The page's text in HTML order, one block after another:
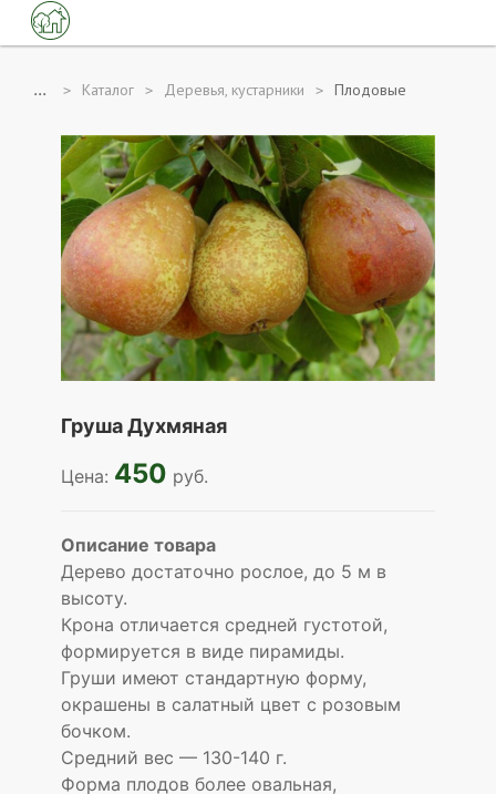
... Каталог Деревья, кустарники Плодовые
Груша Духмяная
Цена: 450 руб.
Описание товара
Дерево достаточно рослое, до 5 м в
высоту.
Крона отличается средней густотой,
формируется в виде пирамиды.
Груши имеют стандартную форму,
окрашены в салатный цвет с розовым
бочком.
Средний вес — 130-140 г.
Форма плодов более овальная,